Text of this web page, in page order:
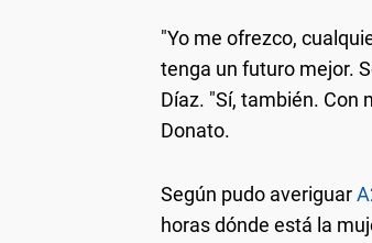
"Yo me ofrezco,
tenga un futuro mejor.
Díaz. "Sí, también. Con
Donato.
Según pudo averiguar
horas dónde está la